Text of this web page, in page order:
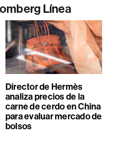
Línea
Director de Hermès
analiza precios de la
carne de cerdo en China
para evaluar mercado de
bolsos